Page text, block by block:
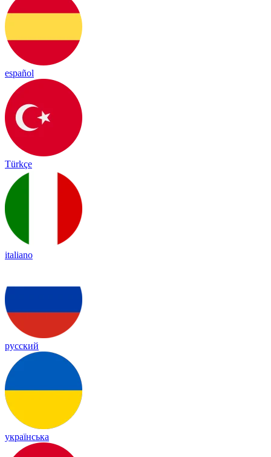
español
Türkçe
italiano
русский
українська